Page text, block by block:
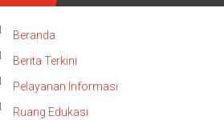
Beranda
Berita Terkini
Pelayanan Informasi
Ruang Edukasi